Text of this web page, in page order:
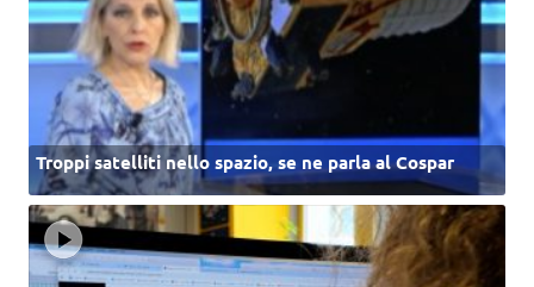
Troppi satelliti nello spazio, se ne parla al Cospar